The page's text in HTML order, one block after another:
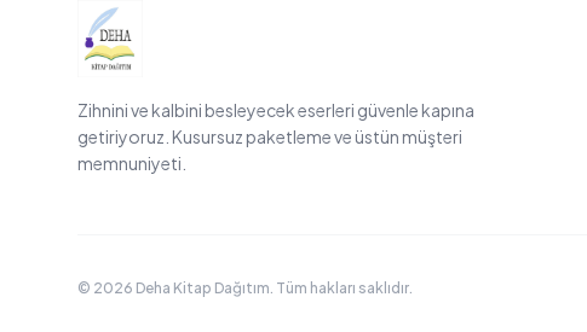
Zihnini ve kalbini besleyecek eserleri güvenle kapına
getiriyoruz. Kusursuz paketleme ve üstün müşteri
memnuniyeti.
© 2026 Deha Kitap Dağıtım. Tüm hakları saklıdır.